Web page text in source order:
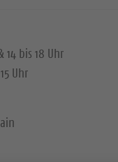
14 bis 18 Uhr
Uhr